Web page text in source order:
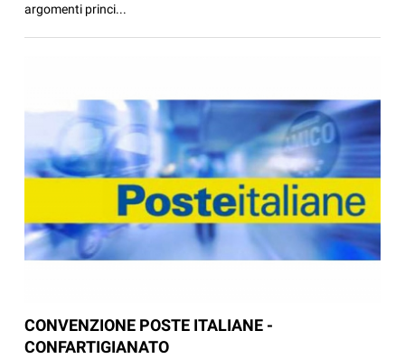
argomenti princi...
CONVENZIONE POSTE ITALIANE -
CONFARTIGIANATO